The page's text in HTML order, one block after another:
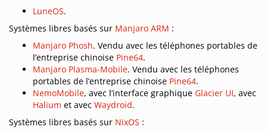
LuneOS.
Systèmes libres basés sur Manjaro ARM :
Manjaro Phosh. Vendu avec les téléphones portables de
l’entreprise chinoise Pine64.
Manjaro Plasma-Mobile. Vendu avec les téléphones
portables de l’entreprise chinoise Pine64.
NemoMobile, avec l’interface graphique Glacier UI, avec
Halium et avec Waydroid.
Systèmes libres basés sur NixOS :